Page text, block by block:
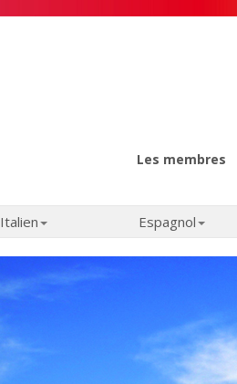
Les membres
Italien Espagnol